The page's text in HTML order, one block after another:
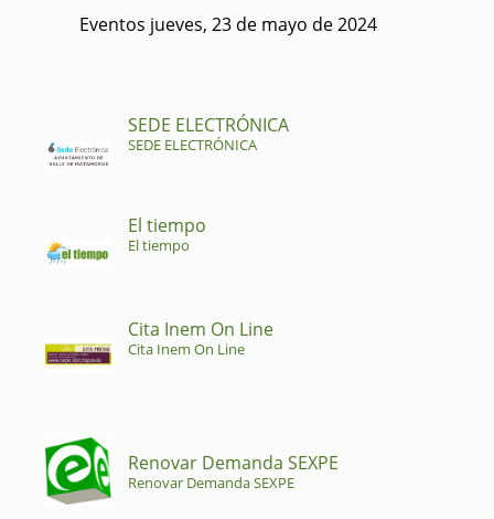
Eventos jueves, 23 de mayo de 2024
SEDE ELECTRÓNICA
SEDE ELECTRÓNICA
El tiempo
El tiempo
Cita Inem On Line
Cita Inem On Line
Renovar Demanda SEXPE
Renovar Demanda SEXPE